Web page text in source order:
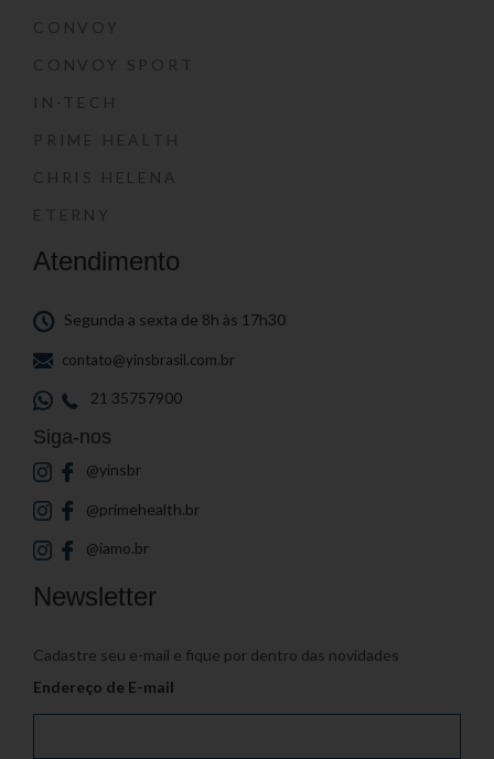
CONVOY
CONVOY SPORT
IN-TECH
PRIME HEALTH
CHRIS HELENA
ETERNY
Atendimento
Segunda a sexta de 8h às 17h30
contato@yinsbrasil.com.br
21 35757900
Siga-nos
@yinsbr
@primehealth.br
@iamo.br
Newsletter
Cadastre seu e-mail e fique por dentro das novidades
Endereço de E-mail